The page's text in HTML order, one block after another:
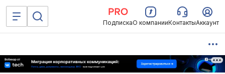
ПодпискаО компанииКонтактыАккаунт